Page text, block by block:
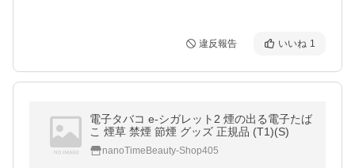
違反報告 いいね 1
電子タバコ e-シガレット2 煙の出る電子たば
こ 煙草 禁煙 節煙 グッズ 正規品 (T1)(S)
nanoTimeBeauty-Shop405